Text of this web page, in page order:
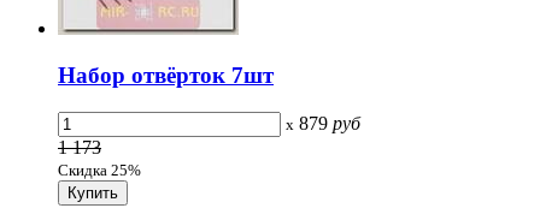
Набор отвёрток 7шт
x 879 руб
1 173
Скидка 25%